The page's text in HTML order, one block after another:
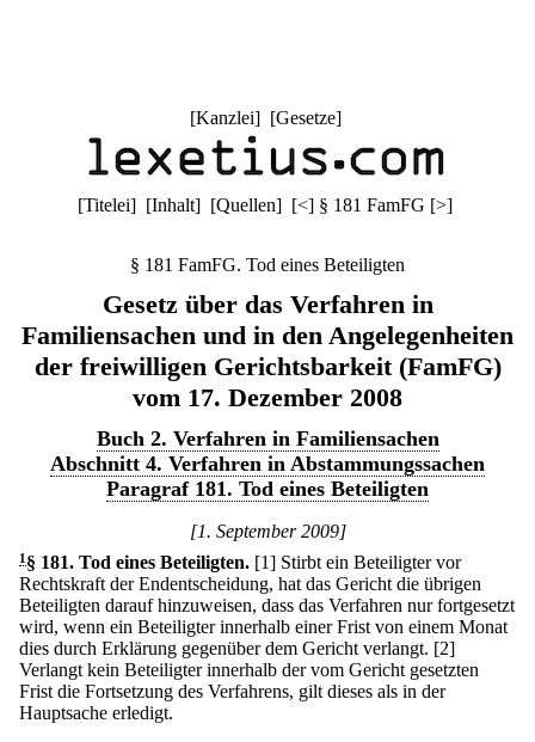
[Kanzlei] [Gesetze]
[Titelei] [Inhalt] [Quellen] [<] § 181 FamFG [>]
§ 181 FamFG. Tod eines Beteiligten
Gesetz über das Verfahren in
Familiensachen und in den Angelegenheiten
der freiwilligen Gerichtsbarkeit (FamFG)
vom 17. Dezember 2008
Buch 2. Verfahren in Familiensachen
Abschnitt 4. Verfahren in Abstammungssachen
Paragraf 181. Tod eines Beteiligten
[1. September 2009]
1 § 181. Tod eines Beteiligten. [1] Stirbt ein Beteiligter vor
Rechtskraft der Endentscheidung, hat das Gericht die übrigen
Beteiligten darauf hinzuweisen, dass das Verfahren nur fortgesetzt
wird, wenn ein Beteiligter innerhalb einer Frist von einem Monat
dies durch Erklärung gegenüber dem Gericht verlangt. [2]
Verlangt kein Beteiligter innerhalb der vom Gericht gesetzten
Frist die Fortsetzung des Verfahrens, gilt dieses als in der
Hauptsache erledigt.